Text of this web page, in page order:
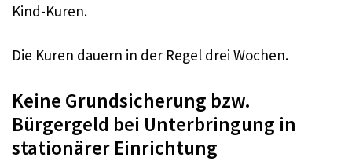
Kind-Kuren.
Die Kuren dauern in der Regel drei Wochen.
Keine Grundsicherung bzw.
Bürgergeld bei Unterbringung in
stationärer Einrichtung